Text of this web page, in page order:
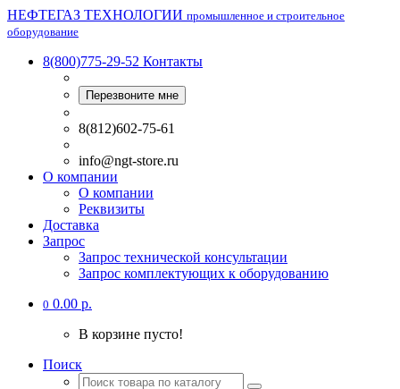
НЕФТЕГАЗ ТЕХНОЛОГИИ промышленное и строительное
оборудование
8(800)775-29-52 Контакты
Перезвоните мне
8(812)602-75-61
info@ngt-store.ru
О компании
О компании
Реквизиты
Доставка
Запрос
Запрос технической консультации
Запрос комплектующих к оборудованию
0 0.00 р.
В корзине пусто!
Поиск